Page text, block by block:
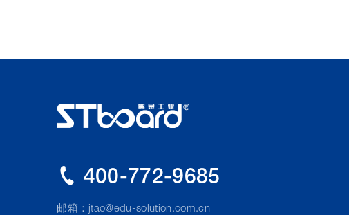
400-772-9685
邮箱： jtao@edu-solution.com.cn